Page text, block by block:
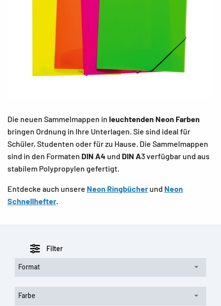
Die neuen Sammelmappen in leuchtenden Neon Farben
bringen Ordnung in Ihre Unterlagen. Sie sind ideal für
Schüler, Studenten oder für zu Hause. Die Sammelmappen
sind in den Formaten DIN A4 und DIN A3 verfügbar und aus
stabilem Polypropylen gefertigt.
Entdecke auch unsere Neon Ringbücher und Neon
Schnellhefter.
Filter
Format
Farbe